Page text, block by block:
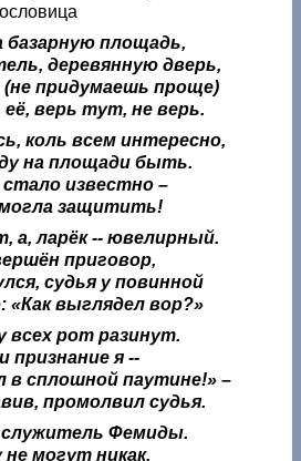
базарную площадь,
деревянную дверь,
придумаешь проще)
верь тут, не верь.
коль всем интересно,
на площади быть.
стало известно –
защитить!
а, ларёк -- ювелирный.
приговор,
судья у повинной
выглядел вор?»
всех рот разинут.
признание я --
сплошной паутине!» –
промолвил судья.
служитель Фемиды.
могут никак.